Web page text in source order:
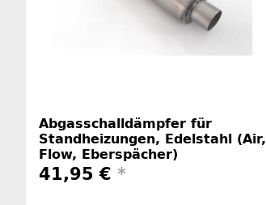
Abgasschalldämpfer für
Standheizungen, Edelstahl (Air,
Flow, Eberspächer)
41,95 € *